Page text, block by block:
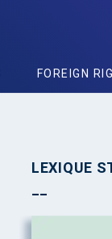
FOREIGN
LEXIQUE